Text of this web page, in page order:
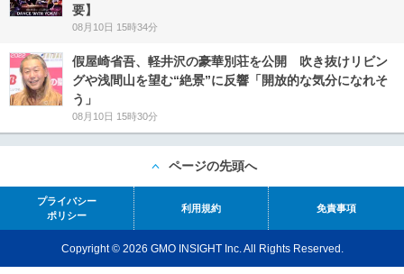
要】
08月10日 15時34分
假屋崎省吾、軽井沢の豪華別荘を公開 吹き抜けリビン
グや浅間山を望む“絶景”に反響「開放的な気分になれそ
う」
08月10日 15時30分
ページの先頭へ
プライバシー
ポリシー
利用規約 免責事項
Copyright © 2026 GMO INSIGHT Inc. All Rights Reserved.